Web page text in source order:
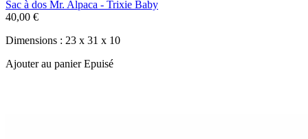
Sac à dos Mr. Alpaca - Trixie Baby
40,00 €
Dimensions : 23 x 31 x 10
Ajouter au panierEpuisé